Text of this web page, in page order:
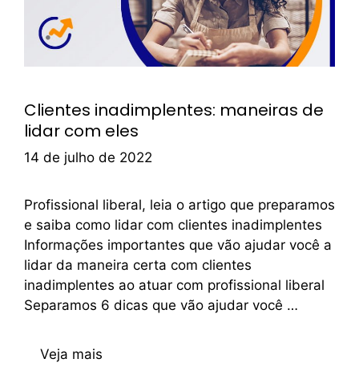
Clientes inadimplentes: maneiras de
lidar com eles
14 de julho de 2022
Profissional liberal, leia o artigo que preparamos
e saiba como lidar com clientes inadimplentes
Informações importantes que vão ajudar você a
lidar da maneira certa com clientes
inadimplentes ao atuar com profissional liberal
Separamos 6 dicas que vão ajudar você …
Veja mais